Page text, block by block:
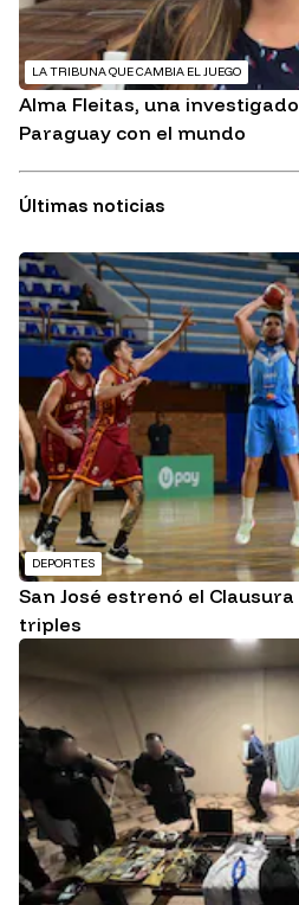
LA TRIBUNA QUE CAMBIA EL JUEGO
Alma Fleitas, una
Paraguay con el mundo
Últimas noticias
DEPORTES
San José estrenó el
triples